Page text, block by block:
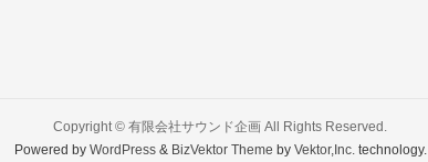
Copyright © 有限会社サウンド企画 All Rights Reserved.
Powered by WordPress& BizVektor Theme by Vektor,Inc.technology.